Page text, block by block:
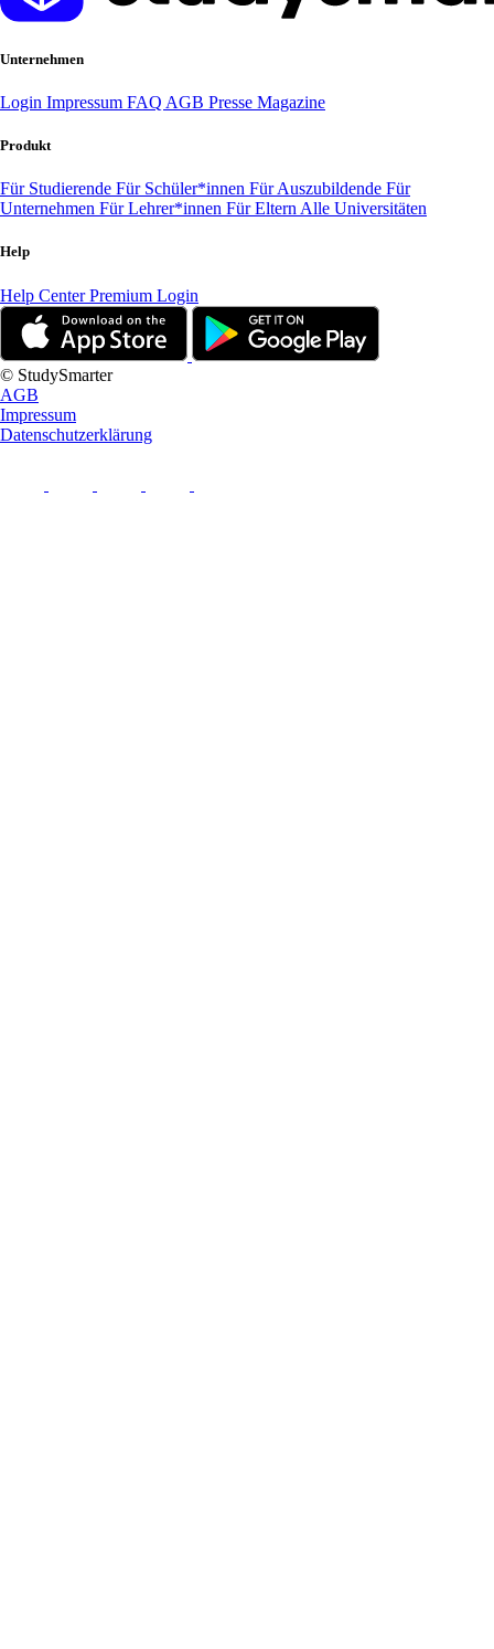
Unternehmen
Login Impressum FAQ AGB Presse Magazine
Produkt
Für Studierende Für Schüler*innen Für Auszubildende Für
Unternehmen Für Lehrer*innen Für Eltern Alle Universitäten
Help
Help CenterPremium Login
© StudySmarter
AGB
Impressum
Datenschutzerklärung